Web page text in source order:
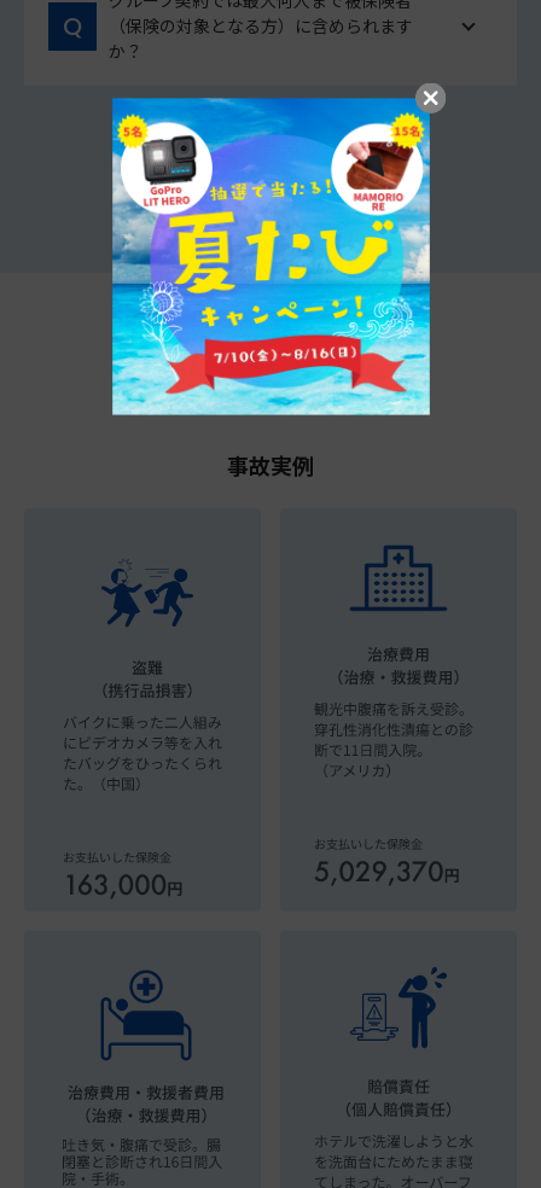
（保険の対象となる方）に含められます
か？
他のよくあるご質問をみる
t@biho情報局
事故実例